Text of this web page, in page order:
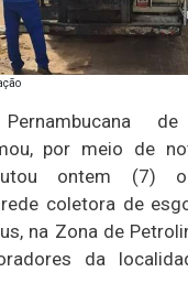
de
por meio de
ontem (7)
coletora de
na Zona de
da